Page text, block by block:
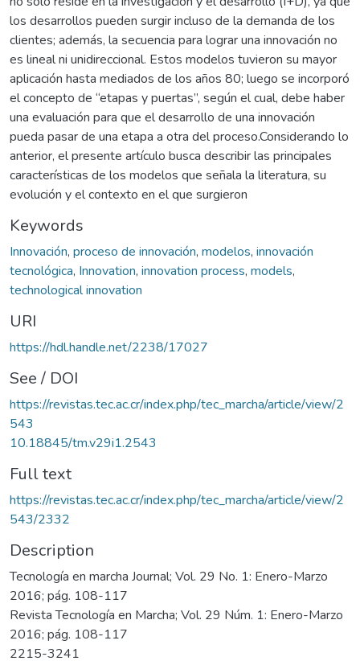
los desarrollos pueden surgir incluso de la demanda de los
clientes; además, la secuencia para lograr una innovación no
es lineal ni unidireccional. Estos modelos tuvieron su mayor
aplicación hasta mediados de los años 80; luego se incorporó
el concepto de “etapas y puertas”, según el cual, debe haber
una evaluación para que el desarrollo de una innovación
pueda pasar de una etapa a otra del proceso.Considerando lo
anterior, el presente artículo busca describir las principales
características de los modelos que señala la literatura, su
evolución y el contexto en el que surgieron
Keywords
Innovación, proceso de innovación, modelos, innovación
tecnológica, Innovation, innovation process, models,
technological innovation
URI
https://hdl.handle.net/2238/17027
See / DOI
https://revistas.tec.ac.cr/index.php/tec_marcha/article/view/2
543
10.18845/tm.v29i1.2543
Full text
https://revistas.tec.ac.cr/index.php/tec_marcha/article/view/2
543/2332
Description
Tecnología en marcha Journal; Vol. 29 No. 1: Enero-Marzo
2016; pág. 108-117
Revista Tecnología en Marcha; Vol. 29 Núm. 1: Enero-Marzo
2016; pág. 108-117
2215-3241